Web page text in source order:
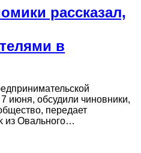
рассказал,
в
7 июня, обсудили чиновники,
передает
из Овального…